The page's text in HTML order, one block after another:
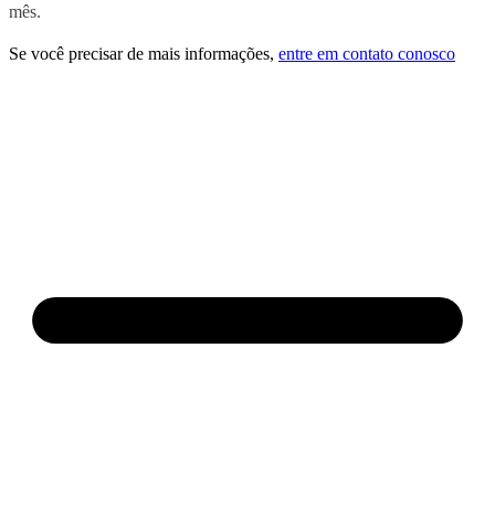
mês.
Se você precisar de mais informações, entre em contato conosco